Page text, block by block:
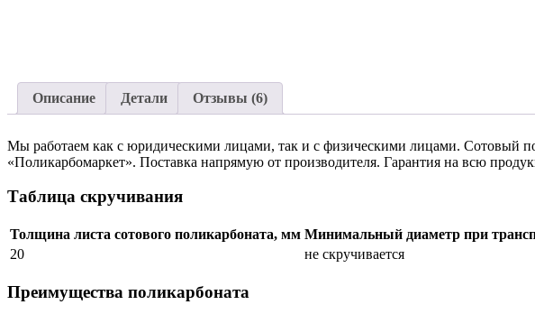
Описание Детали Отзывы (6)
Мы работаем как с юридическими лицами, так и с физическими лицами. Сотовый
«Поликарбомаркет». Поставка напрямую от производителя. Гарантия на всю
Таблица скручивания
Толщина листа сотового поликарбоната, мм Минимальный диаметр при
20
не скручивается
Преимущества поликарбоната